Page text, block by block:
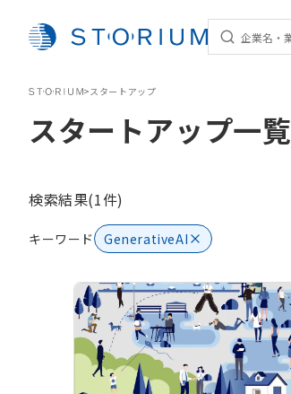
>スタートアップ
スタートアップ一覧
検索結果(1件)
キーワード GenerativeAI